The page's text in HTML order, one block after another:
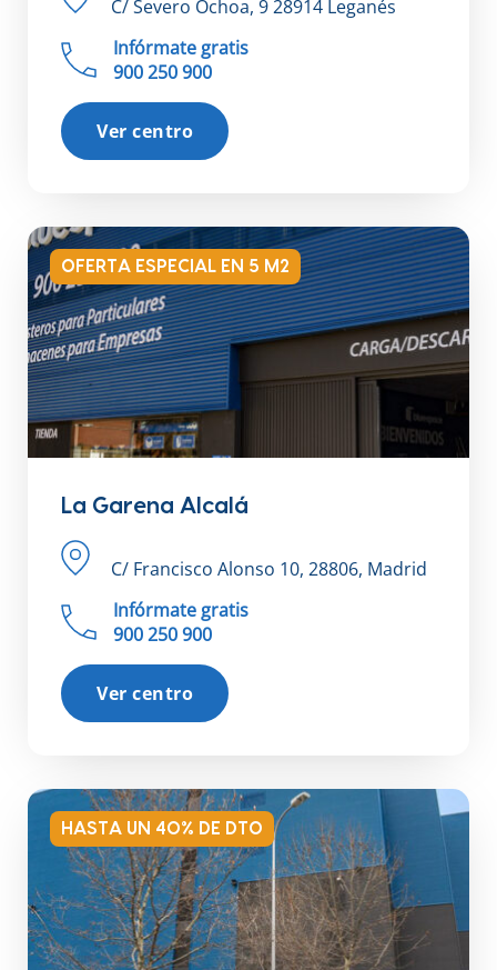
C/ Severo Ochoa, 9 28914 Leganés
Infórmate gratis
900 250 900
Ver centro
OFERTA ESPECIAL EN 5 M2
La Garena Alcalá
C/ Francisco Alonso 10, 28806, Madrid
Infórmate gratis
900 250 900
Ver centro
HASTA UN 40% DE DTO